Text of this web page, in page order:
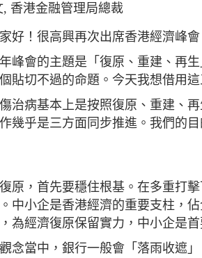
, 香港金融管理局總裁
好！很高興再次出席香港經濟峰會
峰會的主題是「復原、重建、再
貼切不過的命題。今天我想借用
治病基本上是按照復原、重建、
幾乎是三方面同步推進。我們的
原，首先要穩住根基。在多重打
中小企是香港經濟的重要支柱，
為經濟復原保留實力，中小企是首
念當中，銀行一般會「落雨收遮